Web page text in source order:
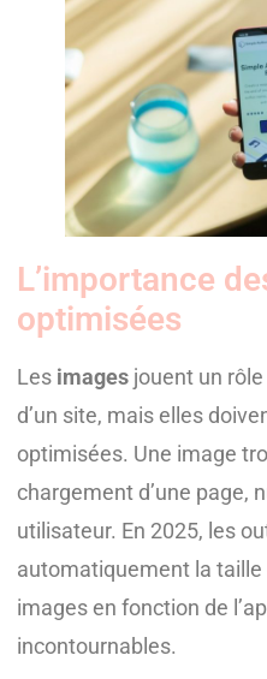
L’importance
optimisées
Les images jouent un
d’un site, mais elles
optimisées. Une image
chargement d’une page,
utilisateur. En 2025, les
automatiquement la
images en fonction de
incontournables.